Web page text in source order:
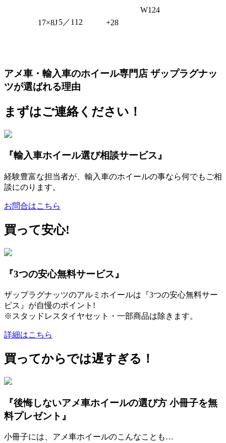
17×8J5／112 +28
W124
アメ車・輸入車のホイール専門店 ザップラグナッ
ツが選ばれる理由
まずはご連絡ください！
『輸入車ホイール選び相談サービス』
経験豊富な担当者が、輸入車のホイールの事なら何でもご相
談にのります。
お問合はこちら
買って安心!
『3つの安心無料サービス』
ザップラグナッツのアルミホイールは『3つの安心無料サー
ビス』が自慢のポイント!
※スタッドレスタイヤセット・一部商品は除きます。
詳細はこちら
買ってからでは遅すぎる！
『後悔しないアメ車ホイールの選び方 小冊子を無
料プレゼント』
小冊子には、アメ車ホイールのこんなことも…